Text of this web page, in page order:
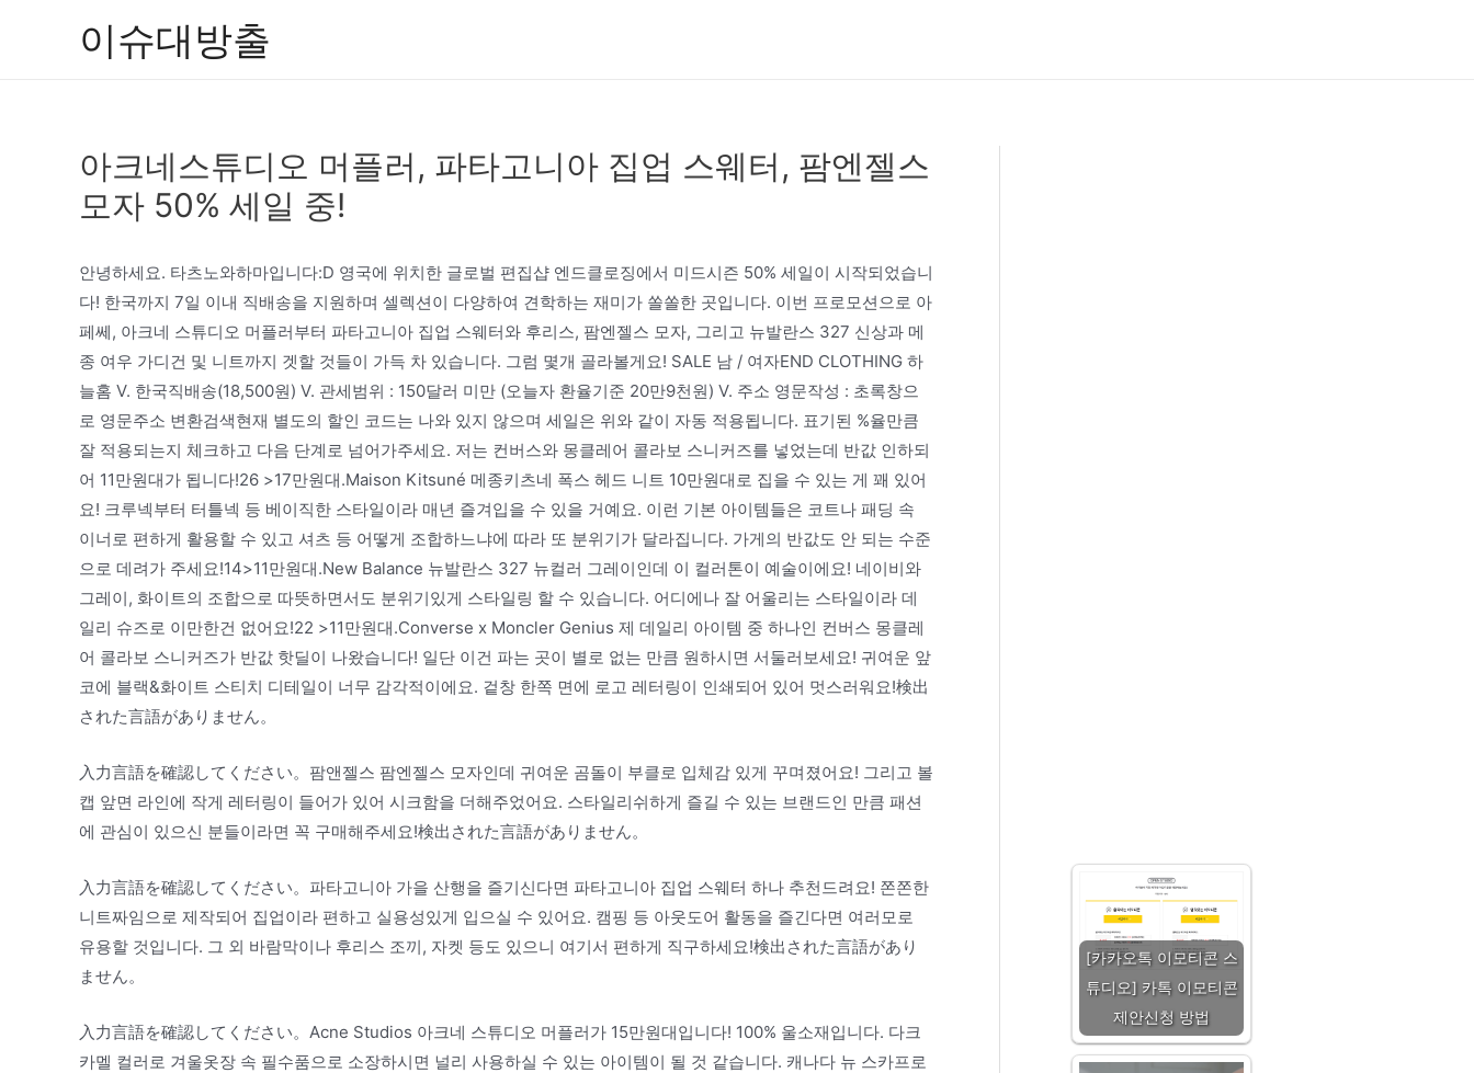
이슈대방출
아크네스튜디오 머플러, 파타고니아 집업 스웨터, 팜엔젤스
모자 50% 세일 중!
안녕하세요. 타츠노와하마입니다:D 영국에 위치한 글로벌 편집샵 엔드클로징에서 미드시즌 50% 세일이 시작되었습니
다! 한국까지 7일 이내 직배송을 지원하며 셀렉션이 다양하여 견학하는 재미가 쏠쏠한 곳입니다. 이번 프로모션으로 아
페쎄, 아크네 스튜디오 머플러부터 파타고니아 집업 스웨터와 후리스, 팜엔젤스 모자, 그리고 뉴발란스 327 신상과 메
종 여우 가디건 및 니트까지 겟할 것들이 가득 차 있습니다. 그럼 몇개 골라볼게요! SALE 남 / 여자END CLOTHING 하
늘홈 V. 한국직배송(18,500원) V. 관세범위 : 150달러 미만 (오늘자 환율기준 20만9천원) V. 주소 영문작성 : 초록창으
로 영문주소 변환검색현재 별도의 할인 코드는 나와 있지 않으며 세일은 위와 같이 자동 적용됩니다. 표기된 %율만큼
잘 적용되는지 체크하고 다음 단계로 넘어가주세요. 저는 컨버스와 몽클레어 콜라보 스니커즈를 넣었는데 반값 인하되
어 11만원대가 됩니다!26 >17만원대.Maison Kitsuné 메종키츠네 폭스 헤드 니트 10만원대로 집을 수 있는 게 꽤 있어
요! 크루넥부터 터틀넥 등 베이직한 스타일이라 매년 즐겨입을 수 있을 거예요. 이런 기본 아이템들은 코트나 패딩 속
이너로 편하게 활용할 수 있고 셔츠 등 어떻게 조합하느냐에 따라 또 분위기가 달라집니다. 가게의 반값도 안 되는 수준
으로 데려가 주세요!14>11만원대.New Balance 뉴발란스 327 뉴컬러 그레이인데 이 컬러톤이 예술이에요! 네이비와
그레이, 화이트의 조합으로 따뜻하면서도 분위기있게 스타일링 할 수 있습니다. 어디에나 잘 어울리는 스타일이라 데
일리 슈즈로 이만한건 없어요!22 >11만원대.Converse x Moncler Genius 제 데일리 아이템 중 하나인 컨버스 몽클레
어 콜라보 스니커즈가 반값 핫딜이 나왔습니다! 일단 이건 파는 곳이 별로 없는 만큼 원하시면 서둘러보세요! 귀여운 앞
코에 블랙&화이트 스티치 디테일이 너무 감각적이에요. 겉창 한쪽 면에 로고 레터링이 인쇄되어 있어 멋스러워요!検出
された言語がありません。
入力言語を確認してください。팜앤젤스 팜엔젤스 모자인데 귀여운 곰돌이 부클로 입체감 있게 꾸며졌어요! 그리고 볼
캡 앞면 라인에 작게 레터링이 들어가 있어 시크함을 더해주었어요. 스타일리쉬하게 즐길 수 있는 브랜드인 만큼 패션
에 관심이 있으신 분들이라면 꼭 구매해주세요!検出された言語がありません。
入力言語を確認してください。파타고니아 가을 산행을 즐기신다면 파타고니아 집업 스웨터 하나 추천드려요! 쫀쫀한
니트짜임으로 제작되어 집업이라 편하고 실용성있게 입으실 수 있어요. 캠핑 등 아웃도어 활동을 즐긴다면 여러모로
유용할 것입니다. 그 외 바람막이나 후리스 조끼, 자켓 등도 있으니 여기서 편하게 직구하세요!検出された言語があり
ません。
入力言語を確認してください。Acne Studios 아크네 스튜디오 머플러가 15만원대입니다! 100% 울소재입니다. 다크
카멜 컬러로 겨울옷장 속 필수품으로 소장하시면 널리 사용하실 수 있는 아이템이 될 것 같습니다. 캐나다 뉴 스카프로
[카카오톡 이모티콘 스
튜디오] 카톡 이모티콘
제안신청 방법